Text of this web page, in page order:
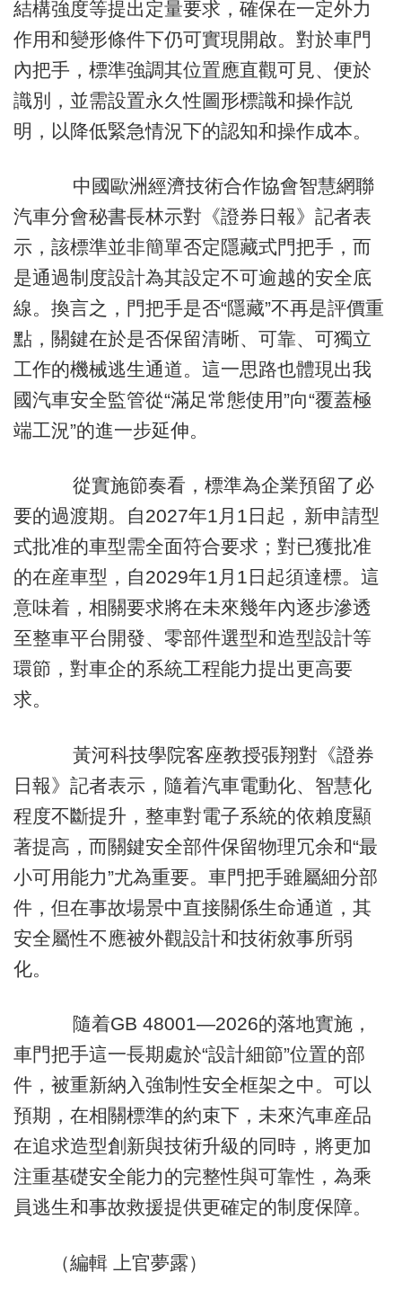
結構強度等提出定量要求，確保在一定外力
作用和變形條件下仍可實現開啟。對於車門
內把手，標準強調其位置應直觀可見、便於
識別，並需設置永久性圖形標識和操作説
明，以降低緊急情況下的認知和操作成本。
中國歐洲經濟技術合作協會智慧網聯
汽車分會秘書長林示對《證券日報》記者表
示，該標準並非簡單否定隱藏式門把手，而
是通過制度設計為其設定不可逾越的安全底
線。換言之，門把手是否“隱藏”不再是評價重
點，關鍵在於是否保留清晰、可靠、可獨立
工作的機械逃生通道。這一思路也體現出我
國汽車安全監管從“滿足常態使用”向“覆蓋極
端工況”的進一步延伸。
從實施節奏看，標準為企業預留了必
要的過渡期。自2027年1月1日起，新申請型
式批准的車型需全面符合要求；對已獲批准
的在産車型，自2029年1月1日起須達標。這
意味着，相關要求將在未來幾年內逐步滲透
至整車平台開發、零部件選型和造型設計等
環節，對車企的系統工程能力提出更高要
求。
黃河科技學院客座教授張翔對《證券
日報》記者表示，隨着汽車電動化、智慧化
程度不斷提升，整車對電子系統的依賴度顯
著提高，而關鍵安全部件保留物理冗余和“最
小可用能力”尤為重要。車門把手雖屬細分部
件，但在事故場景中直接關係生命通道，其
安全屬性不應被外觀設計和技術敘事所弱
化。
隨着GB 48001—2026的落地實施，
車門把手這一長期處於“設計細節”位置的部
件，被重新納入強制性安全框架之中。可以
預期，在相關標準的約束下，未來汽車産品
在追求造型創新與技術升級的同時，將更加
注重基礎安全能力的完整性與可靠性，為乘
員逃生和事故救援提供更確定的制度保障。
（編輯 上官夢露）